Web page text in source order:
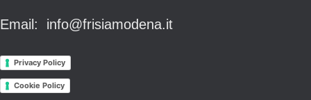
Email: info@frisiamodena.it
Privacy Policy
Cookie Policy